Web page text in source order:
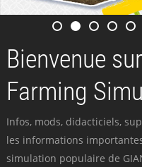
Bienvenue
Farming
Infos, mods, didacticiels,
les informations
simulation populaire de